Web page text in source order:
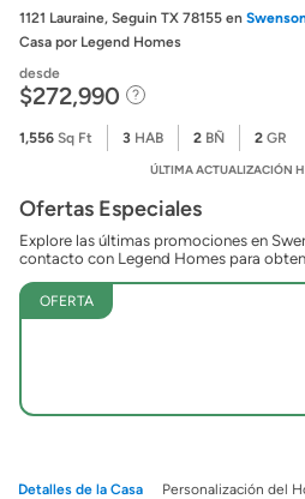
1121 Lauraine, Seguin TX 78155 en
Casa por Legend Homes
desde
$272,990
1,556 Sq Ft 3 HAB 2 BÑ 2 GR
ÚLTIMA ACTUALIZACIÓN
Ofertas Especiales
Explore las últimas promociones en
contacto con Legend Homes para
OFERTA
Detalles de la Casa Personalización del